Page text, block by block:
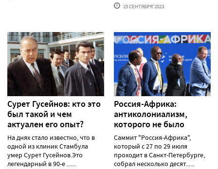
25 СЕНТЯБРЯ'2023
Сурет Гусейнов: кто это
был такой и чем
актуален его опыт?
На днях стало известно, что в
одной из клиник Стамбула
умер Сурет Гусейнов.Это
легендарный в 90-е ......
Россия-Африка:
антиколониализм,
которого не было
Саммит "Россия-Африка",
который с 27 по 29 июля
проходит в Санкт-Петербурге,
собрал несколько десят......